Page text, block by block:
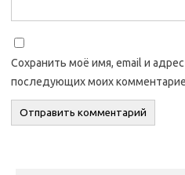
Сохранить моё имя, email и
последующих моих